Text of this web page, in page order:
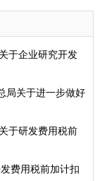
于企业研究开发
局关于进一步做好
于研发费用税前
费用税前加计扣